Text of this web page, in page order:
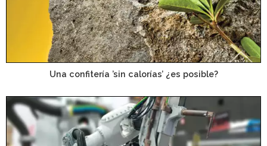
Una confitería ’sin calorías’ ¿es posible?